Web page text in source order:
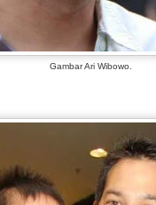
Gambar Ari Wibowo.